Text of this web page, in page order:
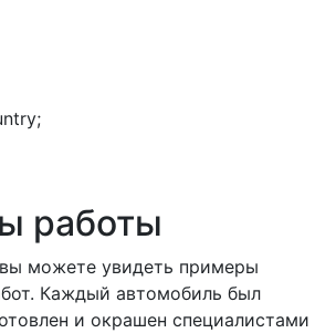
работы
можете увидеть примеры
Каждый автомобиль был
и окрашен специалистами